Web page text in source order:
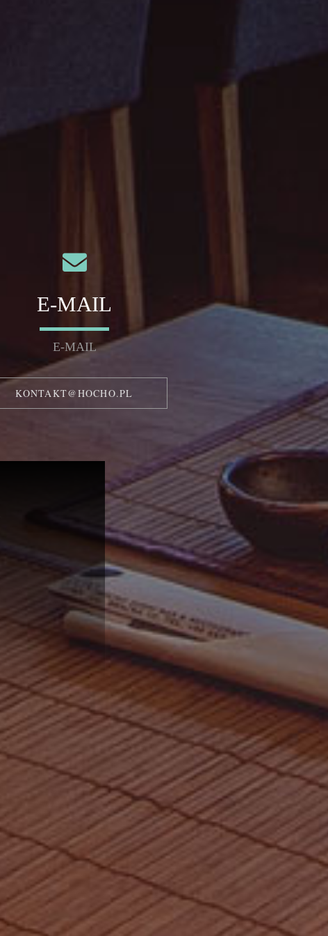
E-MAIL
E-MAIL
KONTAKT@HOCHO.PL